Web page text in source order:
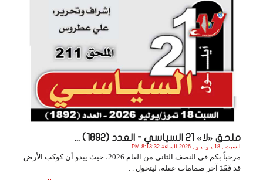
ملحق «لا» 21 السياسي - العدد (1892) ...
السبت , 18 يـولـيـو , 2026 الساعة 8:13:32 PM
مرحباً بكم في النصف الثاني من العام 2026، حيث يبدو أن كوكب الأرض
قد فَقَدَ آخر صمامات عقله، ليتحول . .